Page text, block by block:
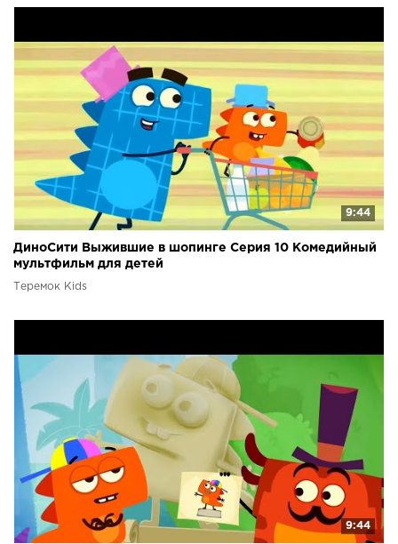
9:44
ДиноСити Выжившие в шопинге Серия 10 Комедийный
мультфильм для детей
Теремок Kids
9:44